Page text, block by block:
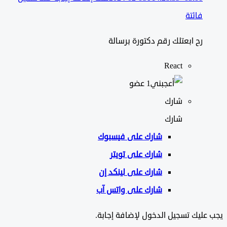
رح ابعتلك رقم دكتورة برسالة
React
‫1 عضو
شارك
شارك علىفيسبوك
شارك على تويتر
شارك على لينكد إن
شارك على واتس آب
تسجيل الدخول لإضافة إجابة.